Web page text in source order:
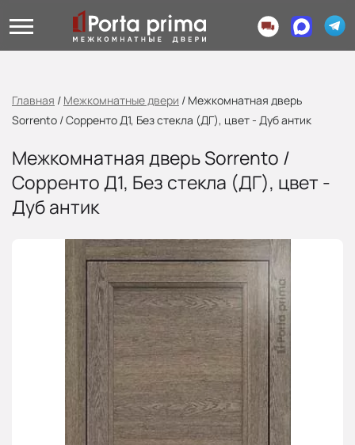
Главная / Межкомнатные двери / Межкомнатная дверь
Sorrento / Сорренто Д1, Без стекла (ДГ), цвет - Дуб антик
Межкомнатная дверь Sorrento /
Сорренто Д1, Без стекла (ДГ), цвет -
Дуб антик